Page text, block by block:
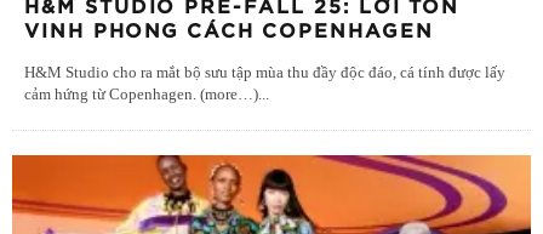
H&M STUDIO PRE-FALL 25: LỜI TÔN
VINH PHONG CÁCH COPENHAGEN
H&M Studio cho ra mắt bộ sưu tập mùa thu đầy độc đáo, cá tính được lấy
cảm hứng từ Copenhagen. (more…)...